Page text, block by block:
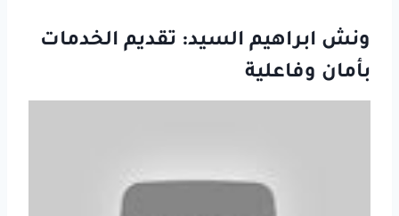
ونش ابراهيم السيد: تقديم الخدمات
بأمان وفاعلية